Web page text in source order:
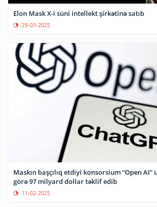
Elon Mask X-i süni intellekt şirkətinə satıb
29-03-2025
Maskın başçılıq etdiyi konsorsium “Open
görə 97 milyard dollar təklif edib
11-02-2025